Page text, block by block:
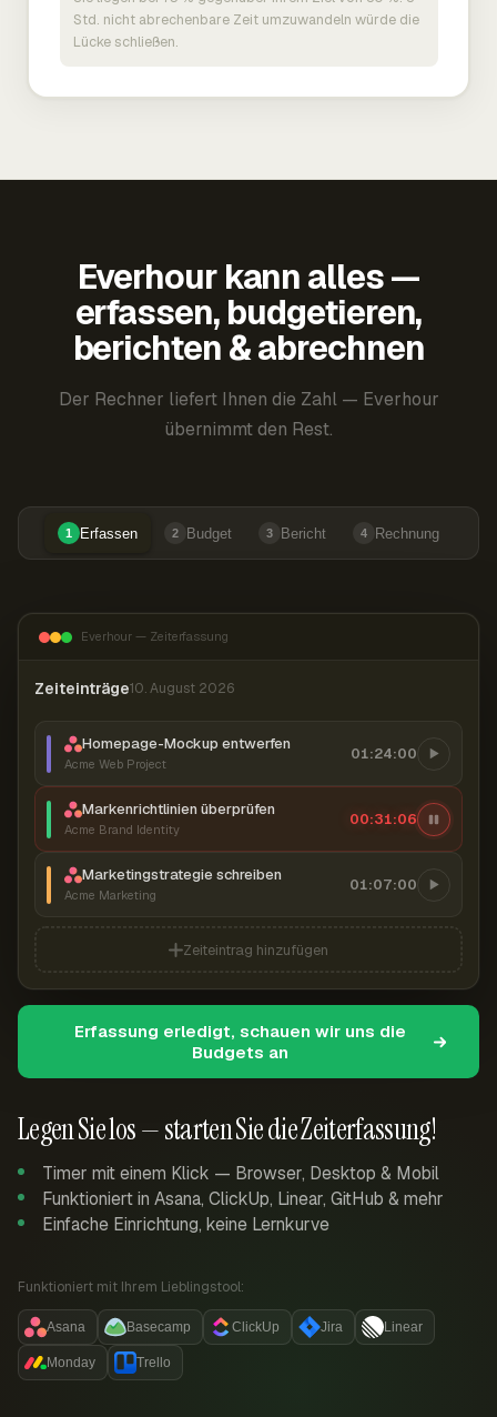
Std. nicht abrechenbare Zeit umzuwandeln würde die
Lücke schließen.
Everhour kann alles —
erfassen, budgetieren,
berichten & abrechnen
Der Rechner liefert Ihnen die Zahl — Everhour
übernimmt den Rest.
1 Erfassen 2 Budget 3 Bericht 4 Rechnung
Legen Sie los — starten Sie die Zeiterfassung!
Timer mit einem Klick — Browser, Desktop & Mobil
Funktioniert in Asana, ClickUp, Linear, GitHub & mehr
Einfache Einrichtung, keine Lernkurve
Funktioniert mit Ihrem Lieblingstool:
Asana Basecamp ClickUp Jira Linear
Monday Trello
Everhour — Zeiterfassung
Zeiteinträge10. August 2026
Homepage-Mockup entwerfen
Acme Web Project
01:24:00
Markenrichtlinien überprüfen
Acme Brand Identity
00:31:07
Marketingstrategie schreiben
Acme Marketing
01:07:00
Zeiteintrag hinzufügen
Erfassung erledigt, schauen wir uns die
Budgets an